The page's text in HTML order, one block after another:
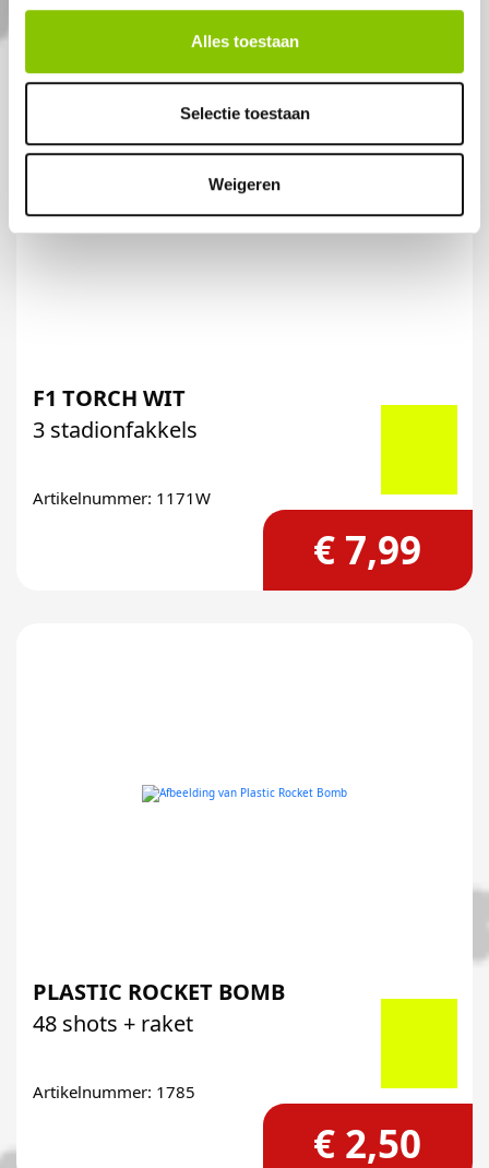
Alles toestaan
Selectie toestaan
Weigeren
F1 TORCH WIT
3 stadionfakkels
Artikelnummer: 1171W
€ 7,99
PLASTIC ROCKET BOMB
48 shots + raket
Artikelnummer: 1785
€ 2,50